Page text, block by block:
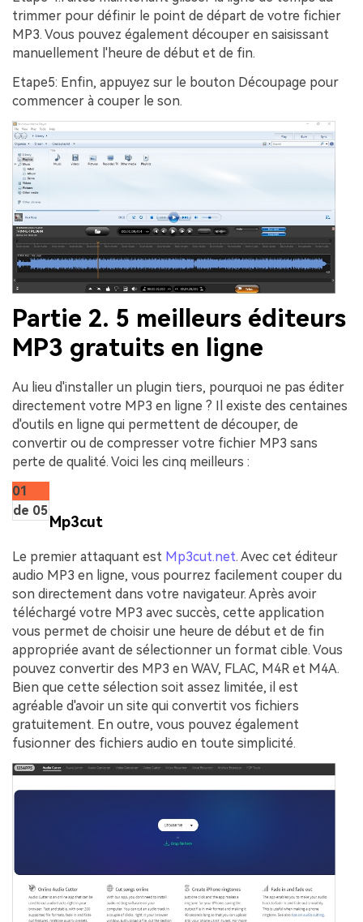
trimmer pour définir le point de départ de votre fichier
MP3. Vous pouvez également découper en saisissant
manuellement l'heure de début et de fin.
Etape5: Enfin, appuyez sur le bouton Découpage pour
commencer à couper le son.
Partie 2. 5 meilleurs éditeurs
MP3 gratuits en ligne
Au lieu d'installer un plugin tiers, pourquoi ne pas éditer
directement votre MP3 en ligne ? Il existe des centaines
d'outils en ligne qui permettent de découper, de
convertir ou de compresser votre fichier MP3 sans
perte de qualité. Voici les cinq meilleurs :
01
de 05
Mp3cut
Le premier attaquant est Mp3cut.net. Avec cet éditeur
audio MP3 en ligne, vous pourrez facilement couper du
son directement dans votre navigateur. Après avoir
téléchargé votre MP3 avec succès, cette application
vous permet de choisir une heure de début et de fin
appropriée avant de sélectionner un format cible. Vous
pouvez convertir des MP3 en WAV, FLAC, M4R et M4A.
Bien que cette sélection soit assez limitée, il est
agréable d'avoir un site qui convertit vos fichiers
gratuitement. En outre, vous pouvez également
fusionner des fichiers audio en toute simplicité.